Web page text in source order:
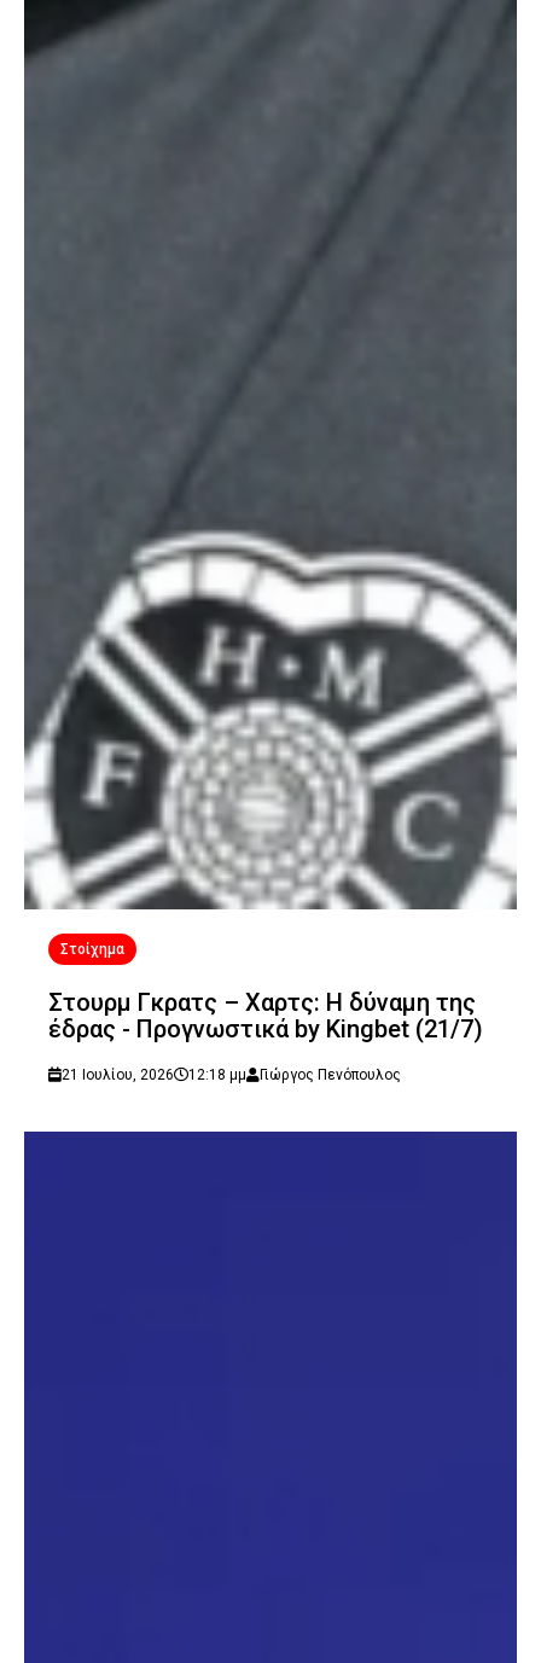
Στοίχημα
Στουρμ Γκρατς – Χαρτς: Η δύναμη της
έδρας - Προγνωστικά by Kingbet (21/7)
21 Ιουλίου, 2026 12:18 μμ Γιώργος Πενόπουλος